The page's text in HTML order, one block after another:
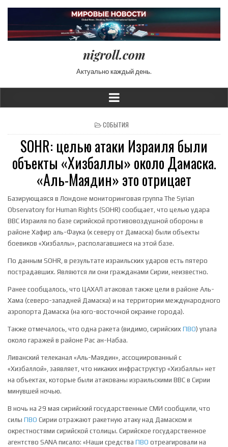
nigroll.com
Актуально каждый день.
POSTED IN
СОБЫТИЯ
SOHR: целью атаки Израиля были
объекты «Хизбаллы» около Дамаска.
«Аль-Маядин» это отрицает
Базирующаяся в Лондоне мониторинговая группа The Syrian
Observatory for Human Rights (SOHR) сообщает, что целью удара
ВВС Израиля по базе сирийской противовоздушной обороны в
районе Хафир аль-Фаука (к северу от Дамаска) были объекты
боевиков «Хизбаллы», располагавшиеся на этой базе.
По данным SOHR, в результате израильских ударов есть пятеро
пострадавших. Являются ли они гражданами Сирии, неизвестно.
Ранее сообщалось, что ЦАХАЛ атаковал также цели в районе Аль-
Хама (северо-западней Дамаска) и на территории международного
аэропорта Дамаска (на юго-восточной окраине города).
Также отмечалось, что одна ракета (видимо, сирийских ПВО) упала
около гаражей в районе Рас ан-Набаа.
Ливанский телеканал «Аль-Маядин», ассоциированный с
«Хизбаллой», заявляет, что никаких инфраструктур «Хизбаллы» нет
на объектах, которые были атакованы израильскими ВВС в Сирии
минувшей ночью.
В ночь на 29 мая сирийский государственные СМИ сообщили, что
силы ПВО Сирии отражают ракетную атаку над Дамаском и
окрестностями сирийской столицы. Сирийское государственное
агентство SANA писало: «Наши средства ПВО отреагировали на